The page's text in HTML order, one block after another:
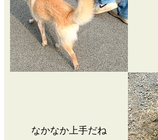
なかなか上手だね